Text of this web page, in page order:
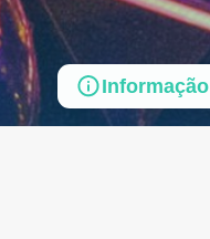
Informação